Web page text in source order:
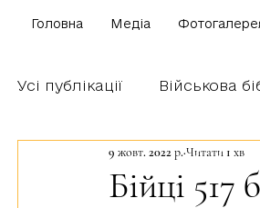
Головна Медіа
Усі публікації Військова
Щоденник бійця Блог
Бійці
9 жовт. 2022 р. Читати 1 хв